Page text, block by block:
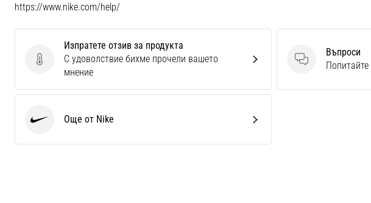
https://www.nike.com/help/
Изпратете отзив за продукта
Изпратете отзив за продукта
С удоволствие бихме прочели вашето
мнение
Въпроси
Въпроси
Попитайте
Още от Nike